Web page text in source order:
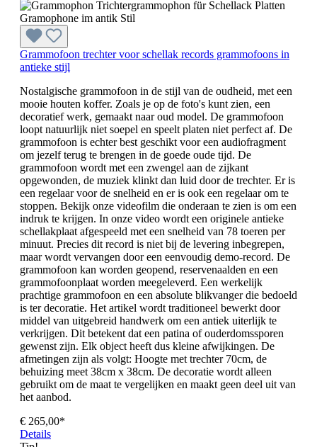
Grammofoon trechter voor schellak records grammofoons in
antieke stijl
Nostalgische grammofoon in de stijl van de oudheid, met een
mooie houten koffer. Zoals je op de foto's kunt zien, een
decoratief werk, gemaakt naar oud model. De grammofoon
loopt natuurlijk niet soepel en speelt platen niet perfect af. De
grammofoon is echter best geschikt voor een audiofragment
om jezelf terug te brengen in de goede oude tijd. De
grammofoon wordt met een zwengel aan de zijkant
opgewonden, de muziek klinkt dan luid door de trechter. Er is
een regelaar voor de snelheid en er is ook een regelaar om te
stoppen. Bekijk onze videofilm die onderaan te zien is om een
indruk te krijgen. In onze video wordt een originele antieke
schellakplaat afgespeeld met een snelheid van 78 toeren per
minuut. Precies dit record is niet bij de levering inbegrepen,
maar wordt vervangen door een eenvoudig demo-record. De
grammofoon kan worden geopend, reservenaalden en een
grammofoonplaat worden meegeleverd. Een werkelijk
prachtige grammofoon en een absolute blikvanger die bedoeld
is ter decoratie. Het artikel wordt traditioneel bewerkt door
middel van uitgebreid handwerk om een antiek uiterlijk te
verkrijgen. Dit betekent dat een patina of ouderdomssporen
gewenst zijn. Elk object heeft dus kleine afwijkingen. De
afmetingen zijn als volgt: Hoogte met trechter 70cm, de
behuizing meet 38cm x 38cm. De decoratie wordt alleen
gebruikt om de maat te vergelijken en maakt geen deel uit van
het aanbod.
€ 265,00*
Details